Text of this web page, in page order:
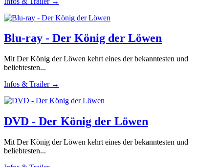
Blu-ray - Der König der Löwen
Mit Der König der Löwen kehrt eines der bekanntesten und
beliebtesten...
Infos & Trailer →
DVD - Der König der Löwen
Mit Der König der Löwen kehrt eines der bekanntesten und
beliebtesten...